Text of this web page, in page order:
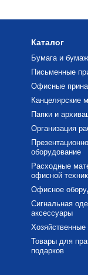
Каталог
Бумага и
Письменные
Офисные
Канцелярские
Папки и
Организация
оборудование
Расходные
офисной
Офисное
Сигнальная
аксессуары
Хозяйственные
Товары для
подарков